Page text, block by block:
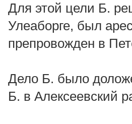
Для этой цели Б.
Улеаборге, был
препровожден в
Дело Б. было
Б. в Алексеевский